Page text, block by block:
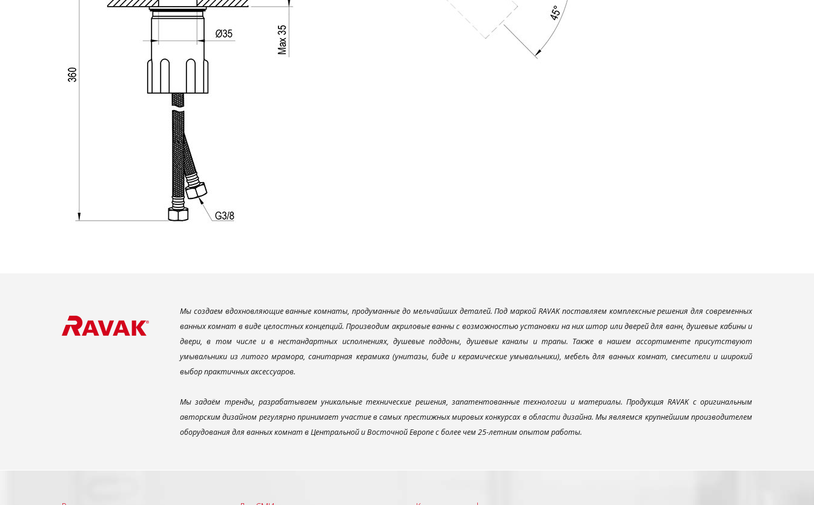
Мы создаем вдохновляющие ванные комнаты, продуманные до мельчайших деталей. Под маркой RAVAK поставляем комплексные решения для современных
ванных комнат в виде целостных концепций. Производим акриловые ванны с возможностью установки на них штор или дверей для ванн, душевые кабины и
двери, в том числе и в нестандартных исполнениях, душевые поддоны, душевые каналы и трапы. Также в нашем ассортименте присутствуют
умывальники из литого мрамора, санитарная керамика (унитазы, биде и керамические умывальники), мебель для ванных комнат, смесители и широкий
выбор практичных аксессуаров.
Мы задаём тренды, разрабатываем уникальные технические решения, запатентованные технологии и материалы. Продукция RAVAK с оригинальным
авторским дизайном регулярно принимает участие в самых престижных мировых конкурсах в области дизайна. Мы являемся крупнейшим производителем
оборудования для ванных комнат в Центральной и Восточной Европе с более чем 25-летним опытом работы.